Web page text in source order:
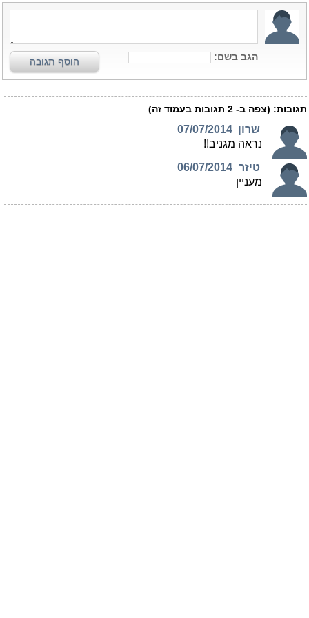
הגב בשם: הוסף תגובה
תגובות: (צפה ב- 2 תגובות בעמוד זה)
שרון 07/07/2014
נראה מגניב!!
טיזר 06/07/2014
מעניין